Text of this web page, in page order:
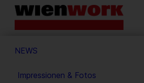
Barrierefreie
Bedienung
Webseite
NEWS
Impressionen & Fotos